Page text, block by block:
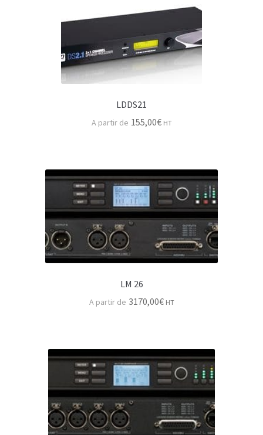
Accessoires pieds micro
Pupitres musicien
Mesure audio & carte son
Dje-rack pour l’audio
Machinerie spectacle
Pieds & Supports enceinte
Accroche & levage
Pieds & tour levage
Scene
Câbles module
Câble HP
Câbles numériques
Cable informatique & Switch
LDDS21
155,00€ HT
LM 26
3170,00€ HT